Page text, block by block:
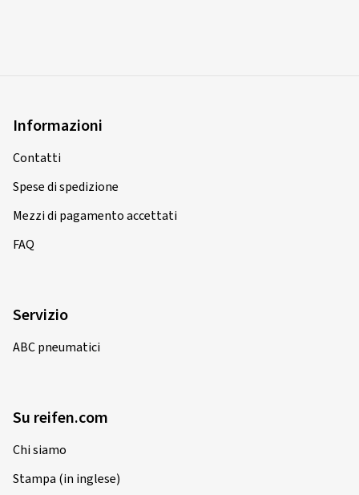
Informazioni
Contatti
Spese di spedizione
Mezzi di pagamento accettati
FAQ
Servizio
ABC pneumatici
Su reifen.com
Chi siamo
Stampa (in inglese)